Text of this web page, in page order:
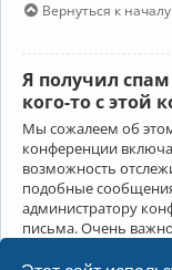
Вернуться к началу
Я получил
кого-то с этой
Мы сожалеем об
конференции
возможность
подобные
администратору
письма. Очень